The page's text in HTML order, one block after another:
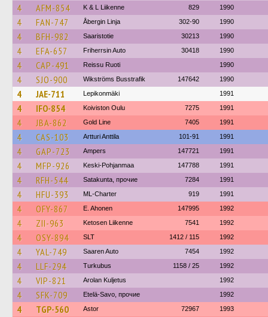
4 AFM-854 K & L Liikenne 829 1990
4 FAN-747 Åbergin Linja 302-90 1990
4 BFH-982 Saaristotie 30213 1990
4 EFA-657 Friherrsin Auto 30418 1990
4 CAP-491 Reissu Ruoti 1990
4 SJO-900 Wikströms Busstrafik 147642 1990
4 JAE-711 Lepikonmäki 1991
4 IFO-854 Koiviston Oulu 7275 1991
4 JBA-862 Gold Line 7405 1991
4 CAS-103 Artturi Anttila 101-91 1991
4 GAP-723 Ampers 147721 1991
4 MFP-926 Keski-Pohjanmaa 147788 1991
4 RFH-544 Satakunta, прочие 7284 1991
4 HFU-393 ML-Charter 919 1991
4 OFY-867 E. Ahonen 147995 1992
4 ZII-963 Ketosen Liikenne 7541 1992
4 OSY-894 SLT 1412 / 115 1992
4 YAL-749 Saaren Auto 7454 1992
4 LLF-294 Turkubus 1158 / 25 1992
4 VIP-821 Arolan Kuljetus 1992
4 SFK-709 Etelä-Savo, прочие 1992
4 TGP-560 Astor 72967 1993